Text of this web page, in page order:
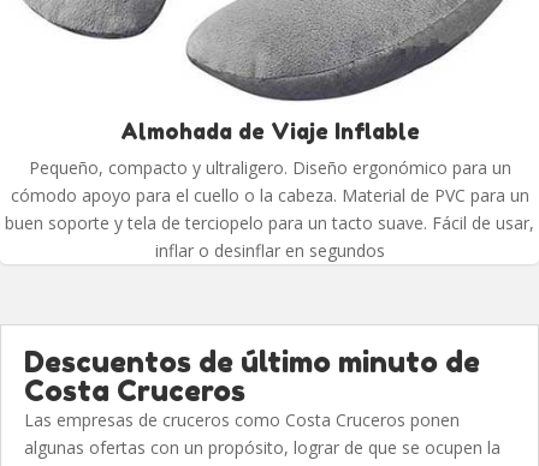
Almohada de Viaje Inflable
Pequeño, compacto y ultraligero. Diseño ergonómico para un
cómodo apoyo para el cuello o la cabeza. Material de PVC para un
buen soporte y tela de terciopelo para un tacto suave. Fácil de usar,
inflar o desinflar en segundos
Descuentos de último minuto de
Costa Cruceros
Las empresas de cruceros como Costa Cruceros ponen
algunas ofertas con un propósito, lograr de que se ocupen la